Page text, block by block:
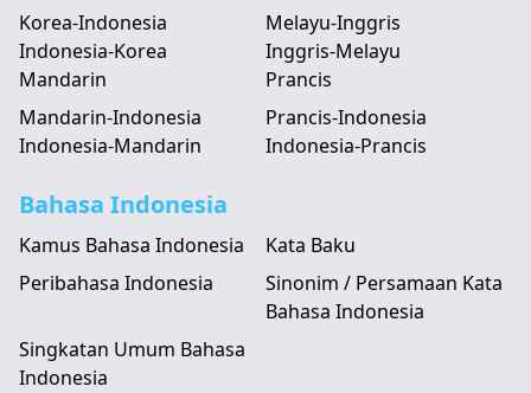
Korea-Indonesia
Indonesia-Korea
Melayu-Inggris
Inggris-Melayu
Mandarin
Mandarin-Indonesia
Indonesia-Mandarin
Prancis
Prancis-Indonesia
Indonesia-Prancis
Bahasa Indonesia
Kamus Bahasa Indonesia
Kata Baku
Peribahasa Indonesia
Sinonim / Persamaan Kata
Bahasa Indonesia
Singkatan Umum Bahasa
Indonesia